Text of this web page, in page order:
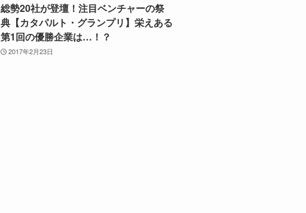
総勢20社が登壇！注目ベンチャーの祭
典【カタパルト・グランプリ】栄えある
第1回の優勝企業は…！？
2017年2月23日